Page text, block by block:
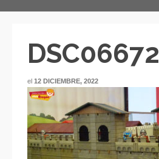
DSC06672
el 12 DICIEMBRE, 2022